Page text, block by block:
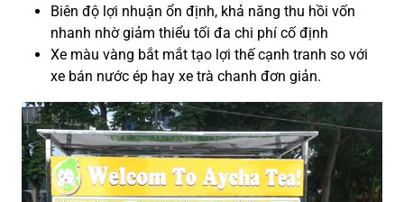
Biên độ lợi nhuận ổn định, khả năng thu hồi vốn
nhanh nhờ giảm thiểu tối đa chi phí cố định
Xe màu vàng bắt mắt tạo lợi thế cạnh tranh so với
xe bán nước ép hay xe trà chanh đơn giản.